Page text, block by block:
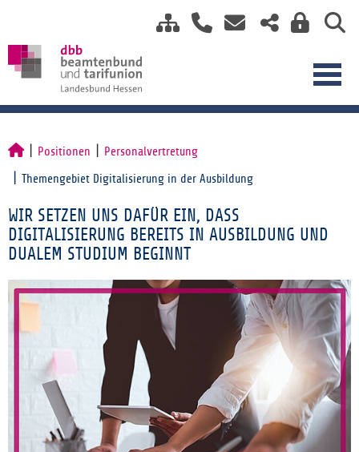
Positionen Personalvertretung
Themengebiet Digitalisierung in der Ausbildung
WIR SETZEN UNS DAFÜR EIN, DASS
DIGITALISIERUNG BEREITS IN AUSBILDUNG UND
DUALEM STUDIUM BEGINNT